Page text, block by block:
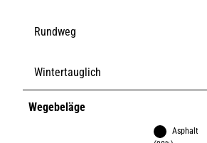
Rundweg
Wintertauglich
Wegebeläge
Asphalt